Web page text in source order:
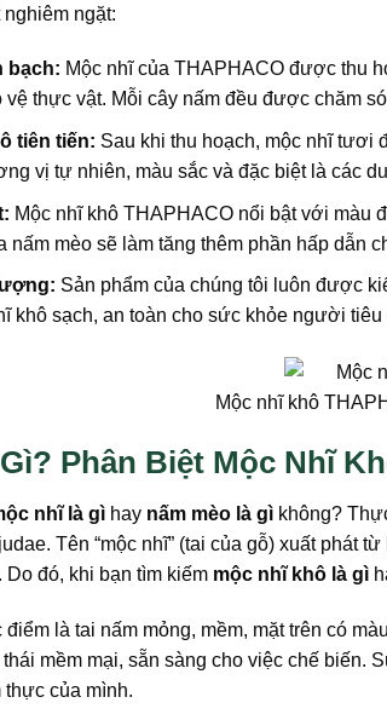
ngặt:
bạch: Mộc nhĩ của THAPHACO được thu
vệ thực vật. Mỗi cây nấm đều được chăm
tiên tiến: Sau khi thu hoạch, mộc nhĩ tươi
vị tự nhiên, màu sắc và đặc biệt là các
Mộc nhĩ khô THAPHACO nổi bật với màu
nấm mèo sẽ làm tăng thêm phần hấp dẫn
Sản phẩm của chúng tôi luôn được
khô sạch, an toàn cho sức khỏe người tiêu
Mộc nhĩ khô
Phân Biệt Mộc Nhĩ
nhĩ là gì hay nấm mèo là gì không?
Tên “mộc nhĩ” (tai của gỗ) xuất phát
Do đó, khi bạn tìm kiếm mộc nhĩ khô là gì
điểm là tai nấm mỏng, mềm, mặt trên có
mềm mại, sẵn sàng cho việc chế biến.
thực của mình.